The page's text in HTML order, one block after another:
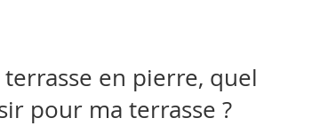
en pierre, quel
pour ma terrasse ?